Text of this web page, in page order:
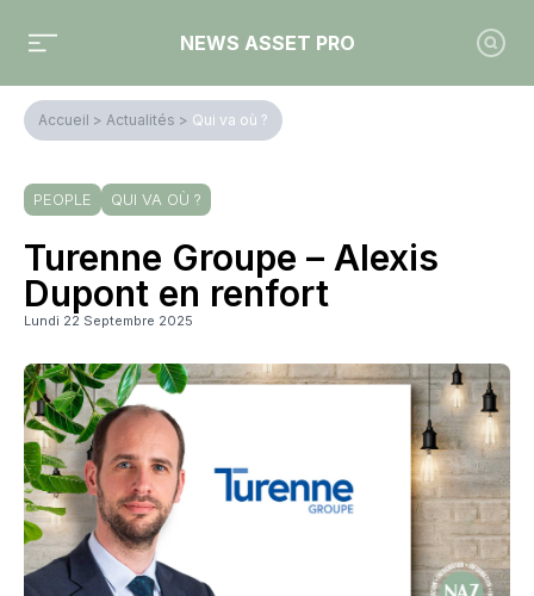
NEWS ASSET PRO
Accueil > Actualités > Qui va où ?
PEOPLE QUI VA OÙ ?
Turenne Groupe – Alexis
Dupont en renfort
Lundi 22 Septembre 2025